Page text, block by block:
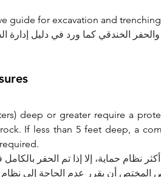
guide for excavation and
الخندقي كما ورد في دليل إدارة
deep or greater require a
If less than 5 feet deep, a
التي يبلغ عمقها 1.5 متر أو أكثر نظام حماية، إلا إذا